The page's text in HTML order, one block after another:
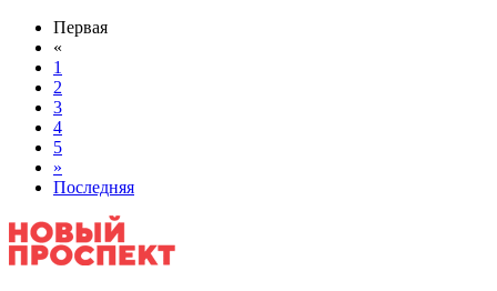
Первая
«
1
2
3
4
5
»
Последняя